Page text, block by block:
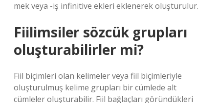
mek veya -iş infinitive ekleri eklenerek oluşturulur.
Fiilimsiler sözcük grupları
oluşturabilirler mi?
Fiil biçimleri olan kelimeler veya fiil biçimleriyle
oluşturulmuş kelime grupları bir cümlede alt
cümleler oluşturabilir. Fiil bağlaçları göründükleri